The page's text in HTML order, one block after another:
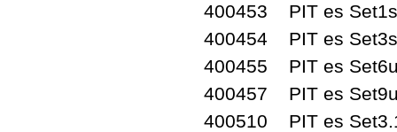
400453 PIT es
400454 PIT es
400455 PIT es
400457 PIT es
400510 PIT es